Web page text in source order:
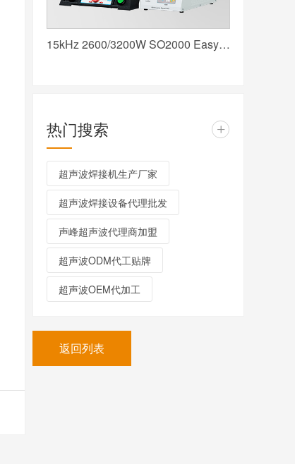
15kHz 2600/3200W SO2000 Easy 声峰超声波焊接机 数字 圆立柱 红
热门搜索 +
超声波焊接机生产厂家
超声波焊接设备代理批发
声峰超声波代理商加盟
超声波ODM代工贴牌
超声波OEM代加工
返回列表